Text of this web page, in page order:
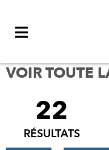
VOIR TOUTE
FILTRER
RÉSULTATS
22
RÉSULTATS